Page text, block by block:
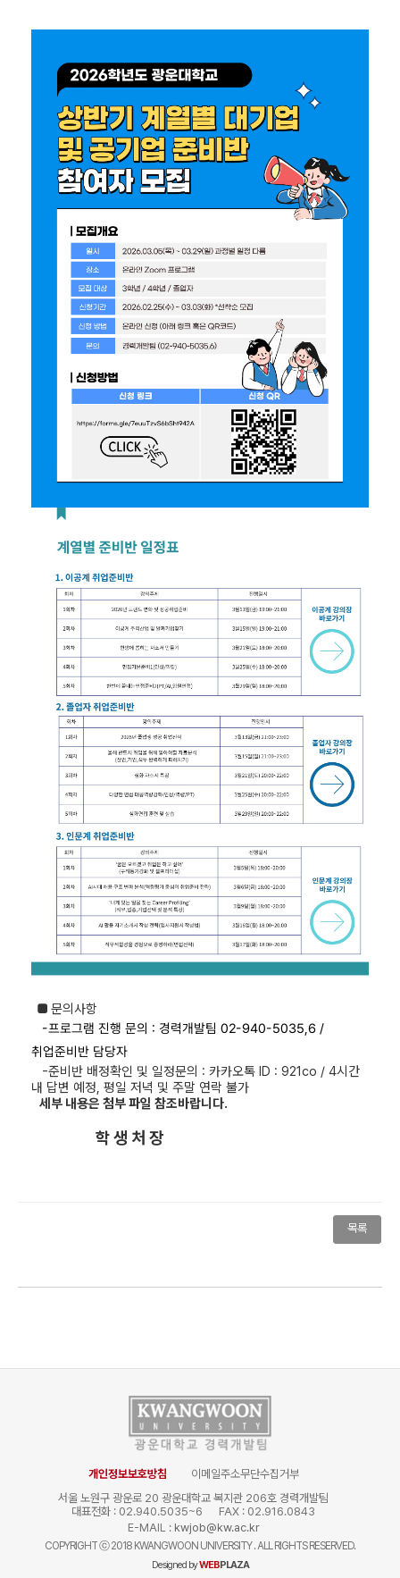
■ 문의사항
-프로그램 진행 문의 :경력개발팀 02-940-5035,6 /
취업준비반 담당자
-준비반 배정확인 및 일정문의 : 카카오톡 ID : 921co / 4시간
내 답변 예정, 평일 저녁 및 주말 연락 불가
세부 내용은 첨부 파일 참조바랍니다.
학 생 처 장
목록
개인정보보호방침
이메일주소무단수집거부
서울 노원구 광운로 20 광운대학교 복지관 206호 경력개발팀
대표전화 : 02.940.5035~6
FAX : 02.916.0843
E-MAIL : kwjob@kw.ac.kr
COPYRIGHTⓒ2018 KWANGWOON UNIVERSITY . ALL RIGHTS RESERVED.
Designed byWEBPLAZA